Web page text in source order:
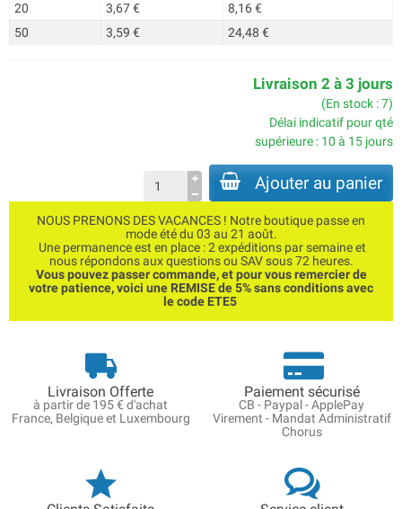
20
3,67 €
8,16 €
50
3,59 € 24,48 €
Livraison 2 à 3 jours
(En stock : 7)
Délai indicatif pour qté
supérieure : 10 à 15 jours
Ajouter au panier
NOUS PRENONS DES VACANCES ! Notre boutique passe en
mode été du 03 au 21 août.
Une permanence est en place : 2 expéditions par semaine et
nous répondons aux questions ou SAV sous 72 heures.
Vous pouvez passer commande, et pour vous remercier de
votre patience, voici une REMISE de 5% sans conditions avec
le code ETE5
Livraison Offerte
à partir de 195 € d'achat
France, Belgique et Luxembourg
Paiement sécurisé
CB - Paypal - ApplePay
Virement - Mandat Administratif
Chorus